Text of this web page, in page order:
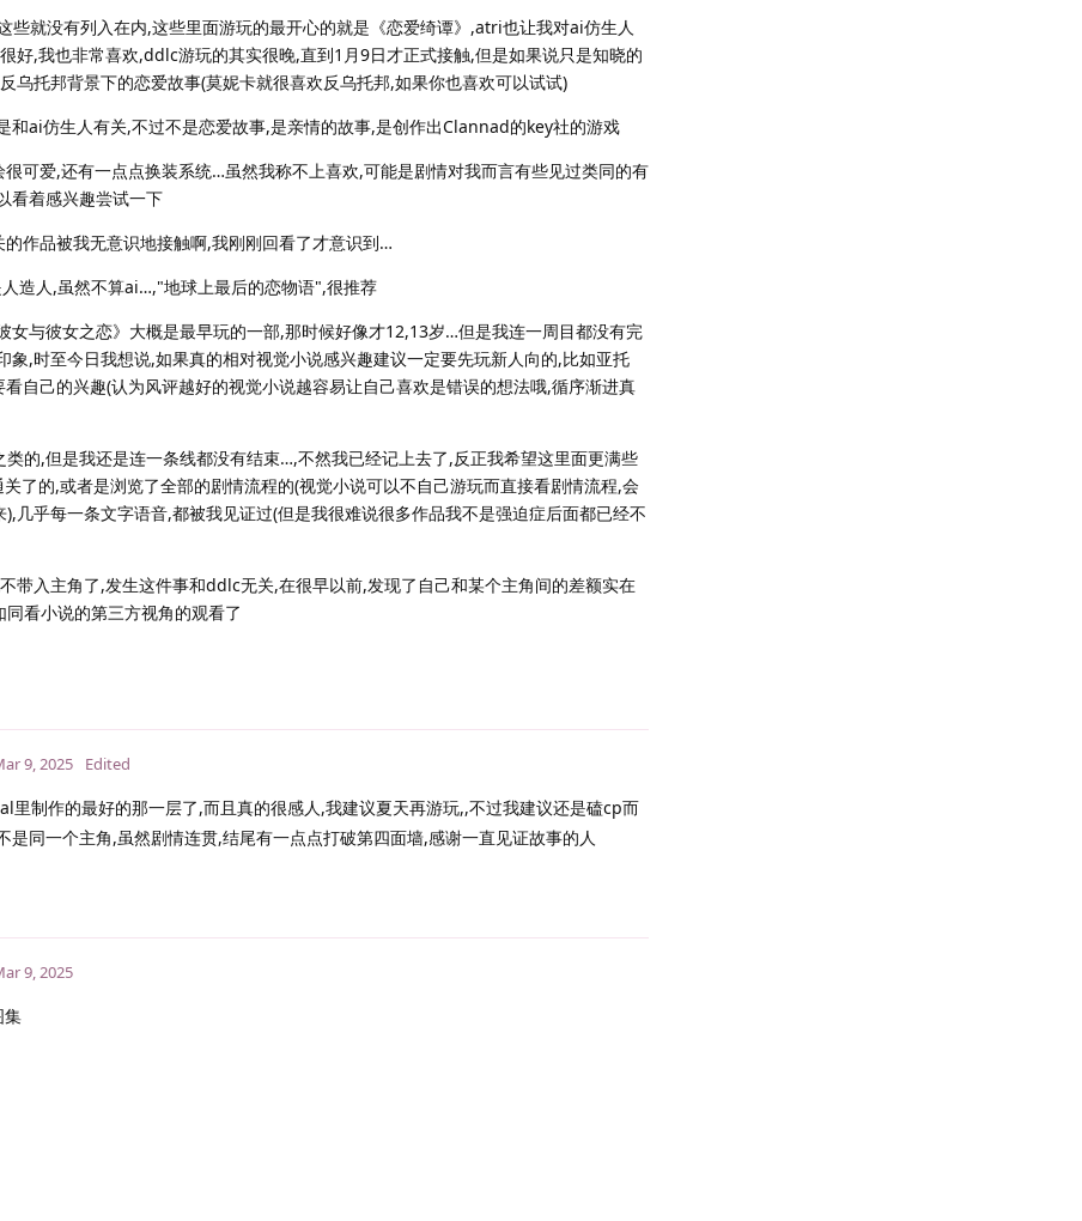
些就没有列入在内,这些里面游玩的最开心的就是《恋爱绮谭》,atri也让我对ai仿生人
好,我也非常喜欢,ddlc游玩的其实很晚,直到1月9日才正式接触,但是如果说只是知晓的
乌托邦背景下的恋爱故事(莫妮卡就很喜欢反乌托邦,如果你也喜欢可以试试)
和ai仿生人有关,不过不是恋爱故事,是亲情的故事,是创作出Clannad的key社的游戏
可爱,还有一点点换装系统…虽然我称不上喜欢,可能是剧情对我而言有些见过类同的有
看着感兴趣尝试一下
作品被我无意识地接触啊,我刚刚回看了才意识到…
造人,虽然不算ai…,"地球上最后的恋物语",很推荐
女与彼女之恋》大概是最早玩的一部,那时候好像才12,13岁…但是我连一周目都没有完
象,时至今日我想说,如果真的相对视觉小说感兴趣建议一定要先玩新人向的,比如亚托
自己的兴趣(认为风评越好的视觉小说越容易让自己喜欢是错误的想法哦,循序渐进真
的,但是我还是连一条线都没有结束…,不然我已经记上去了,反正我希望这里面更满些
了的,或者是浏览了全部的剧情流程的(视觉小说可以不自己游玩而直接看剧情流程,会
几乎每一条文字语音,都被我见证过(但是我很难说很多作品我不是强迫症后面都已经不
带入主角了,发生这件事和ddlc无关,在很早以前,发现了自己和某个主角间的差额实在
看小说的第三方视角的观看了
9, 2025 Edited
里制作的最好的那一层了,而且真的很感人,我建议夏天再游玩,,不过我建议还是磕cp而
是同一个主角,虽然剧情连贯,结尾有一点点打破第四面墙,感谢一直见证故事的人
9, 2025
集